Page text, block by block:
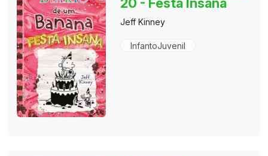
Jeff Kinney
InfantoJuvenil